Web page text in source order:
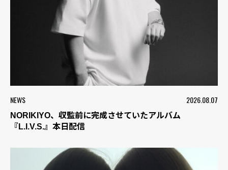
NEWS 2026.08.07
NORIKIYO、収監前に完成させていたアルバム
『L.I.V.S.』本日配信